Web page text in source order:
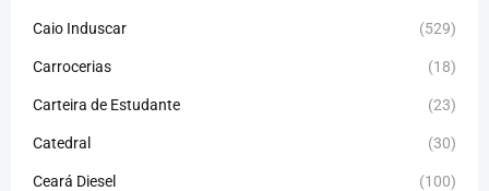
Caio Induscar (529)
Carrocerias (18)
Carteira de Estudante (23)
Catedral (30)
Ceará Diesel (100)